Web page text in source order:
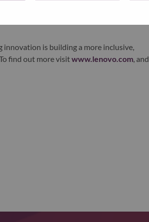
Group Limited (HKSE: 992) (ADR:
is building a more inclusive,
find out more visitwww.lenovo.com, and